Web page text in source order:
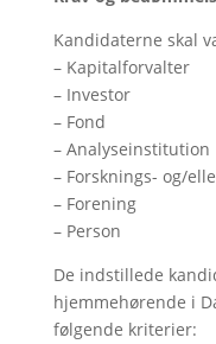
Kandidaterne skal
– Kapitalforvalter
– Investor
– Fond
– Analyseinstitution
– Forsknings- og/
– Forening
– Person
De indstillede
hjemmehørende i
følgende kriterier: